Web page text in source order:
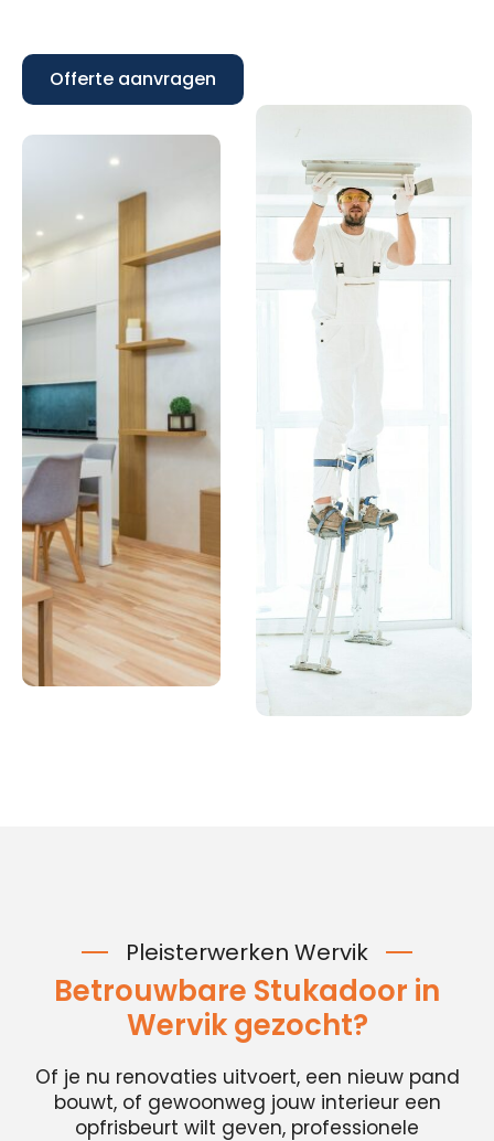
Offerte aanvragen
Pleisterwerken Wervik
Betrouwbare Stukadoor in
Wervik gezocht?
Of je nu renovaties uitvoert, een nieuw pand
bouwt, of gewoonweg jouw interieur een
opfrisbeurt wilt geven, professionele